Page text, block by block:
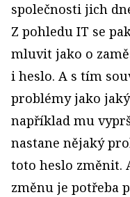
společnosti jich
Z pohledu IT se
mluvit jako o
i heslo. A s tím
problémy jako
například mu
nastane nějaký
toto heslo změnit.
změnu je potřeba